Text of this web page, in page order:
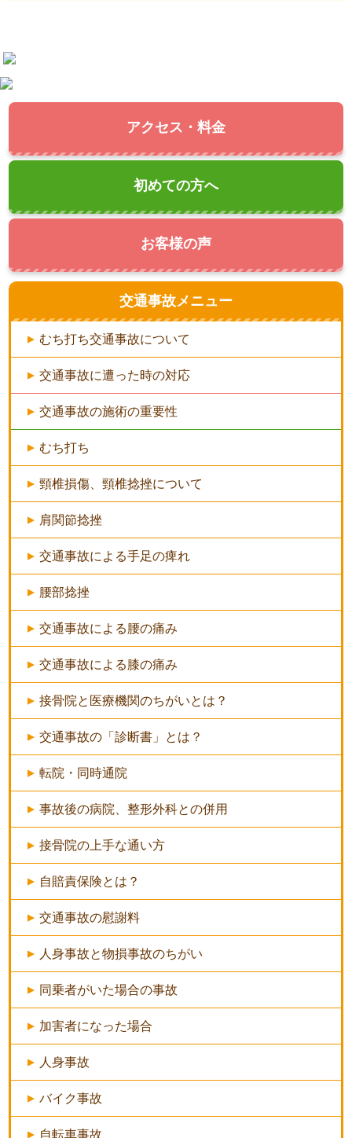
アクセス・料金
初めての方へ
お客様の声
交通事故メニュー
むち打ち交通事故について
交通事故に遭った時の対応
交通事故の施術の重要性
むち打ち
頸椎損傷、頸椎捻挫について
肩関節捻挫
交通事故による手足の痺れ
腰部捻挫
交通事故による腰の痛み
交通事故による膝の痛み
接骨院と医療機関のちがいとは？
交通事故の「診断書」とは？
転院・同時通院
事故後の病院、整形外科との併用
接骨院の上手な通い方
自賠責保険とは？
交通事故の慰謝料
人身事故と物損事故のちがい
同乗者がいた場合の事故
加害者になった場合
人身事故
バイク事故
自転車事故